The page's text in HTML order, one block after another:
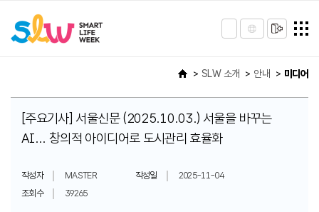
SLW 소개 안내 미디어
[주요기사] 서울신문 (2025.10.03.) 서울을 바꾸는
AI... 창의적 아이디어로 도시관리 효율화
작성자 MASTER 작성일
2025-11-04
조회수
39265